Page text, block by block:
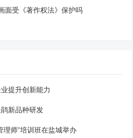
面受《著作权法》保护吗
提升创新能力
新品种研发
理师”培训班在盐城举办